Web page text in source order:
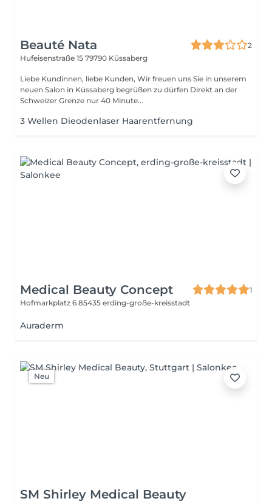
Beauté Nata
2
Hufeisenstraße 15 79790 Küssaberg
Liebe Kundinnen, liebe Kunden, Wir freuen uns Sie in unserem
neuen Salon in Küssaberg begrüßen zu dürfen Direkt an der
Schweizer Grenze nur 40 Minute...
3 Wellen Dieodenlaser Haarentfernung
Medical Beauty Concept
1
Hofmarkplatz 6 85435 erding-große-kreisstadt
Auraderm
Neu
SM Shirley Medical Beauty